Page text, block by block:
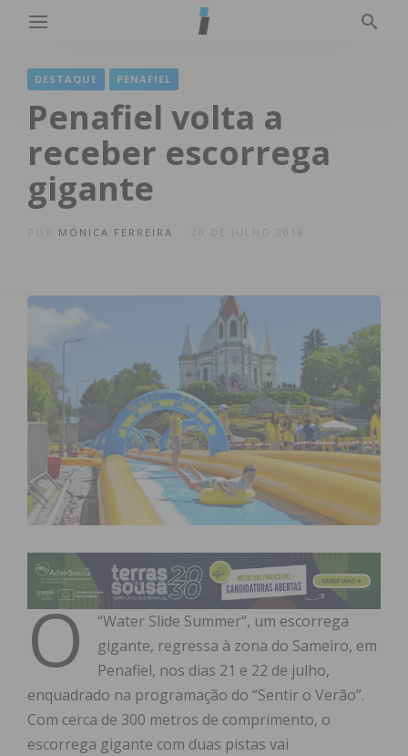
DESTAQUE PENAFIEL
Penafiel volta a
receber escorrega
gigante
MÓNICA FERREIRA
O
“Water Slide Summer”, um escorrega
gigante, regressa à zona do Sameiro, em
Penafiel, nos dias 21 e 22 de julho,
enquadrado na programação do “Sentir o Verão”.
Com cerca de 300 metros de comprimento, o
escorrega gigante com duas pistas vai